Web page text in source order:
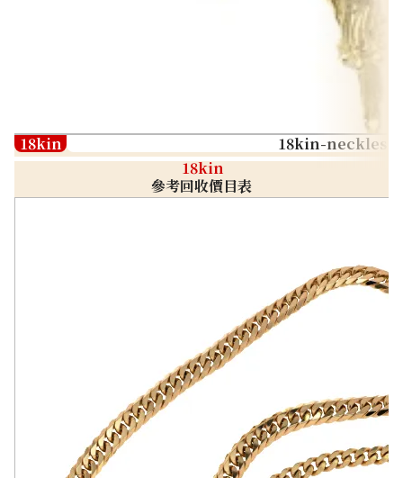
18kin
18kin-neckless
18kin
參考回收價目表